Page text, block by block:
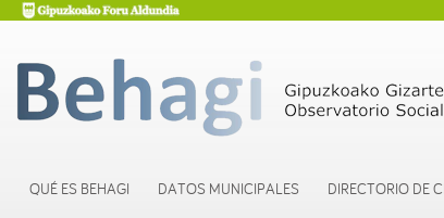
QUÉ ES BEHAGI DATOS MUNICIPALES DIRECTORIO DE